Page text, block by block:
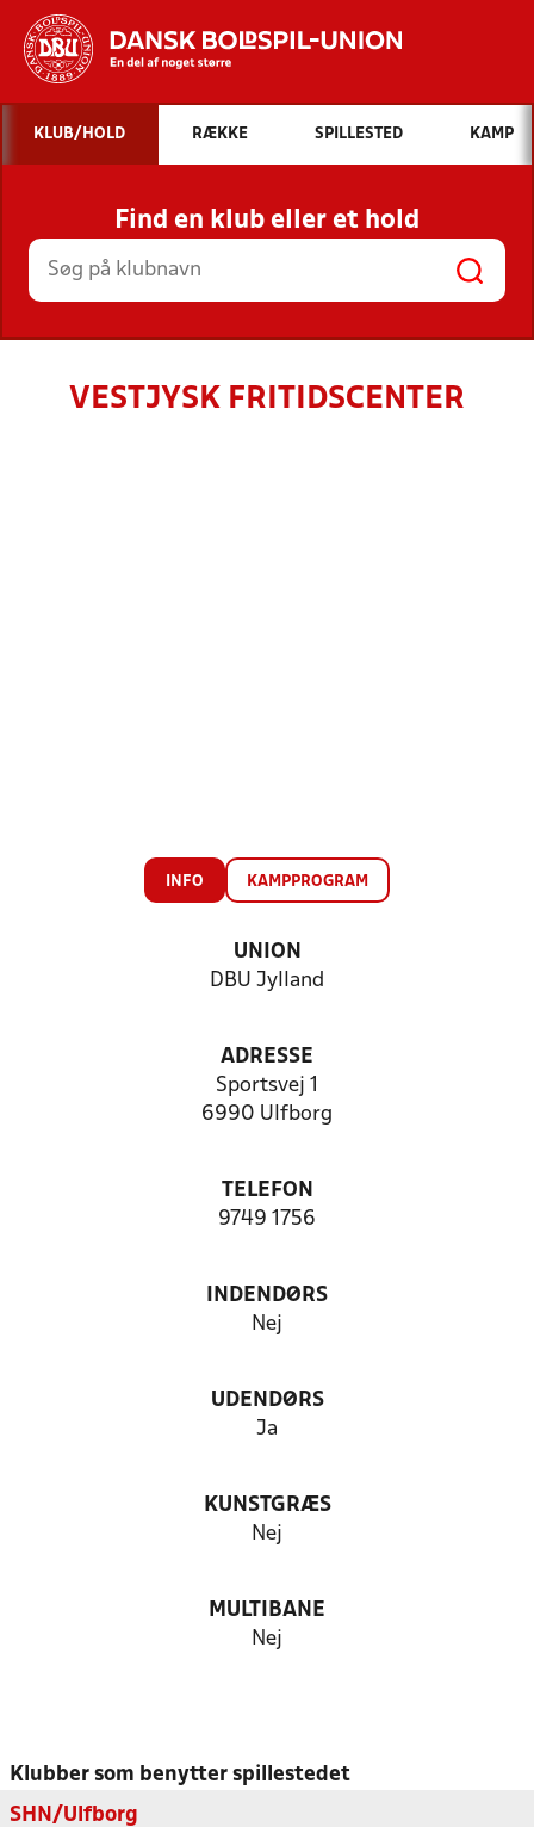
Hvad vil du søge efter?
INDHOLD OG NYHEDER
STILLINGER, RESULTATER, KLUBBER OG
HOLD
KLUB/HOLD RÆKKE SPILLESTED KAMP
Find en klub eller et hold
VESTJYSK FRITIDSCENTER
INFO KAMPPROGRAM
UNION
DBU Jylland
ADRESSE
Sportsvej 1
6990 Ulfborg
TELEFON
9749 1756
INDENDØRS
Nej
UDENDØRS
Ja
KUNSTGRÆS
Nej
MULTIBANE
Nej
Klubber som benytter spillestedet
SHN/Ulfborg